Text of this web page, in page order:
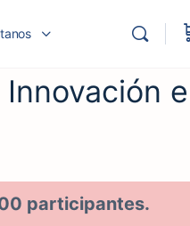
participantes.